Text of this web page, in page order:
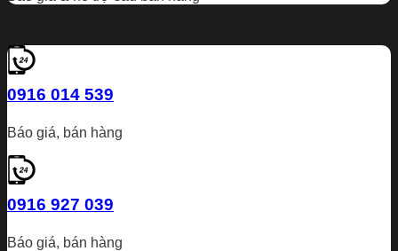
0916 014 539
Báo giá, bán hàng
0916 927 039
Báo giá, bán hàng